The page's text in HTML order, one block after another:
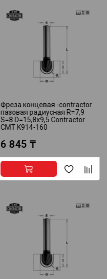
Фреза концевая -contractor
пазовая радиусная R=7,9
S=8 D=15,8x9,5 Contractor
CMT K914-160
6 845 ₸